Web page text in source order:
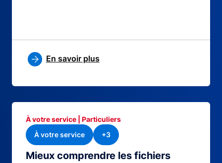
En savoir plus
Mieux comprendre les fichiers
À votre service | Particuliers
À votre service
+3